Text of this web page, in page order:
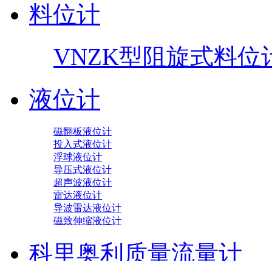
料位计
VNZK型阻旋式料位
液位计
磁翻板液位计
投入式液位计
浮球液位计
导压式液位计
超声波液位计
雷达液位计
导波雷达液位计
磁致伸缩液位计
科里奥利质量流量计